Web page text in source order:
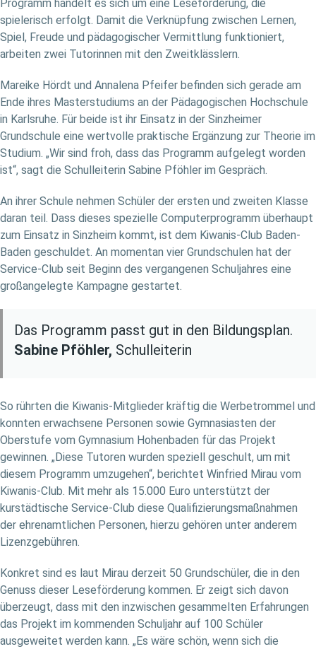
Programm handelt es sich um eine Leseförderung, die
spielerisch erfolgt. Damit die Verknüpfung zwischen Lernen,
Spiel, Freude und pädagogischer Vermittlung funktioniert,
arbeiten zwei Tutorinnen mit den Zweitklässlern.
Mareike Hördt und Annalena Pfeifer befinden sich gerade am
Ende ihres Masterstudiums an der Pädagogischen Hochschule
in Karlsruhe. Für beide ist ihr Einsatz in der Sinzheimer
Grundschule eine wertvolle praktische Ergänzung zur Theorie im
Studium. „Wir sind froh, dass das Programm aufgelegt worden
ist“, sagt die Schulleiterin Sabine Pföhler im Gespräch.
An ihrer Schule nehmen Schüler der ersten und zweiten Klasse
daran teil. Dass dieses spezielle Computerprogramm überhaupt
zum Einsatz in Sinzheim kommt, ist dem Kiwanis-Club Baden-
Baden geschuldet. An momentan vier Grundschulen hat der
Service-Club seit Beginn des vergangenen Schuljahres eine
großangelegte Kampagne gestartet.
Das Programm passt gut in den Bildungsplan.
Sabine Pföhler, Schulleiterin
So rührten die Kiwanis-Mitglieder kräftig die Werbetrommel und
konnten erwachsene Personen sowie Gymnasiasten der
Oberstufe vom Gymnasium Hohenbaden für das Projekt
gewinnen. „Diese Tutoren wurden speziell geschult, um mit
diesem Programm umzugehen“, berichtet Winfried Mirau vom
Kiwanis-Club. Mit mehr als 15.000 Euro unterstützt der
kurstädtische Service-Club diese Qualifizierungsmaßnahmen
der ehrenamtlichen Personen, hierzu gehören unter anderem
Lizenzgebühren.
Konkret sind es laut Mirau derzeit 50 Grundschüler, die in den
Genuss dieser Leseförderung kommen. Er zeigt sich davon
überzeugt, dass mit den inzwischen gesammelten Erfahrungen
das Projekt im kommenden Schuljahr auf 100 Schüler
ausgeweitet werden kann. „Es wäre schön, wenn sich die